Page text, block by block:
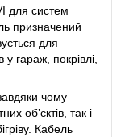
для систем
призначений
для
у гараж, покрівлі,
завдяки чому
об’єктів, так і
Кабель